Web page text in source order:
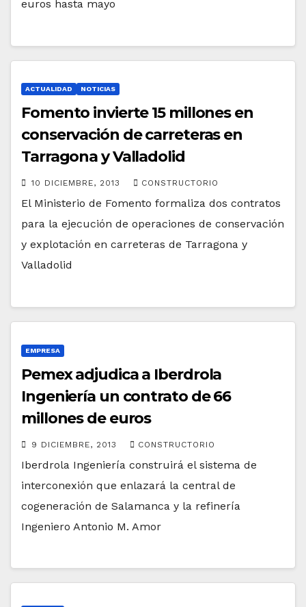
euros hasta mayo
ACTUALIDAD NOTICIAS
Fomento invierte 15 millones en
conservación de carreteras en
Tarragona y Valladolid
10 DICIEMBRE, 2013 CONSTRUCTORIO
El Ministerio de Fomento formaliza dos contratos
para la ejecución de operaciones de conservación
y explotación en carreteras de Tarragona y
Valladolid
EMPRESA
Pemex adjudica a Iberdrola
Ingeniería un contrato de 66
millones de euros
9 DICIEMBRE, 2013 CONSTRUCTORIO
Iberdrola Ingeniería construirá el sistema de
interconexión que enlazará la central de
cogeneración de Salamanca y la refinería
Ingeniero Antonio M. Amor